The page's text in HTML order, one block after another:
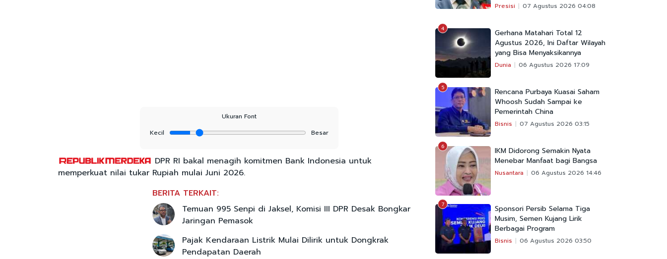
Ukuran Font
Kecil
Besar
DPR RI bakal menagih komitmen Bank Indonesia untuk
memperkuat nilai tukar Rupiah mulai Juni 2026.
BERITA TERKAIT:
Temuan 995 Senpi di Jaksel, Komisi III DPR Desak Bongkar
Jaringan Pemasok
Pajak Kendaraan Listrik Mulai Dilirik untuk Dongkrak
Pendapatan Daerah
Presisi 07 Agustus 2026 04:08
4
Gerhana Matahari Total 12
Agustus 2026, Ini Daftar Wilayah
yang Bisa Menyaksikannya
Dunia 06 Agustus 2026 17:09
5
Rencana Purbaya Kuasai Saham
Whoosh Sudah Sampai ke
Pemerintah China
Bisnis 07 Agustus 2026 03:15
6
IKM Didorong Semakin Nyata
Menebar Manfaat bagi Bangsa
Nusantara 06 Agustus 2026 14:46
7
Sponsori Persib Selama Tiga
Musim, Semen Kujang Lirik
Berbagai Program
Bisnis 06 Agustus 2026 03:50